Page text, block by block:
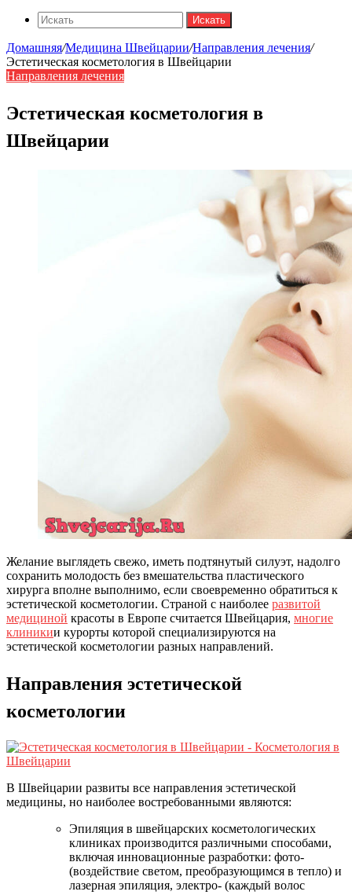
Искать
Домашняя/Медицина Швейцарии/Направления лечения/
Эстетическая косметология в Швейцарии
Направления лечения
Эстетическая косметология в
Швейцарии
Желание выглядеть свежо, иметь подтянутый силуэт, надолго
сохранить молодость без вмешательства пластического
хирурга вполне выполнимо, если своевременно обратиться к
эстетической косметологии. Страной с наиболее развитой
медициной красоты в Европе считается Швейцария, многие
клиникии курорты которой специализируются на
эстетической косметологии разных направлений.
Направления эстетической
косметологии
В Швейцарии развиты все направления эстетической
медицины, но наиболее востребованными являются:
Эпиляция в швейцарских косметологических
клиниках производится различными способами,
включая инновационные разработки: фото-
(воздействие светом, преобразующимся в тепло) и
лазерная эпиляция, электро- (каждый волос